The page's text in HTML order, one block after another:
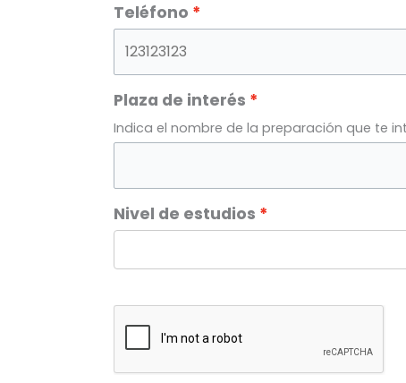
Teléfono
Plaza de interés
Indica el nombre de la preparación que te
Nivel de estudios